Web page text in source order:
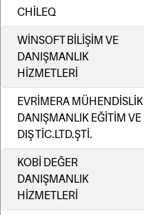
CHİLEQ
WİNSOFT BİLİŞİM VE
DANIŞMANLIK
HİZMETLERİ
EVRİMERA MÜHENDİSLİK
DANIŞMANLIK EĞİTİM VE
DIŞ TİC.LTD.ŞTİ.
KOBİ DEĞER
DANIŞMANLIK
HİZMETLERİ